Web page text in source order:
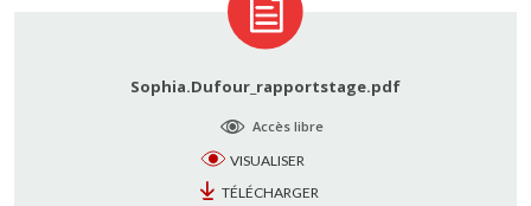
Sophia.Dufour_rapportstage.pdf
Accès libre
VISUALISER
TÉLÉCHARGER